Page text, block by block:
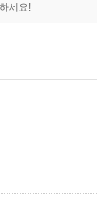
세요!